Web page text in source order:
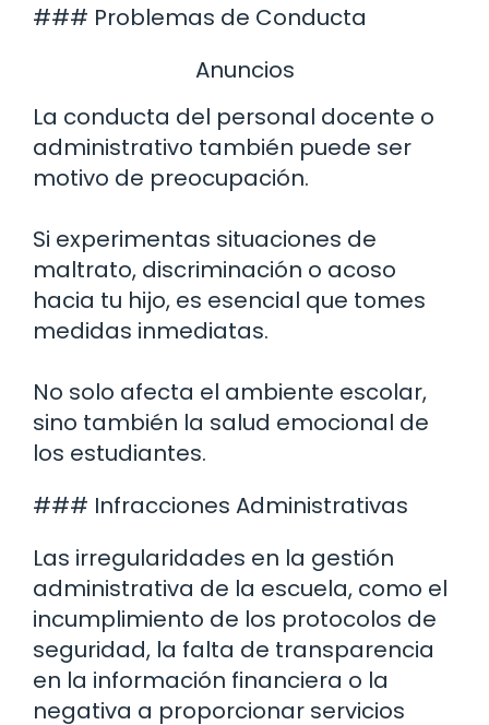
### Problemas de Conducta
Anuncios
La conducta del personal docente o
administrativo también puede ser
motivo de preocupación.
Si experimentas situaciones de
maltrato, discriminación o acoso
hacia tu hijo, es esencial que tomes
medidas inmediatas.
No solo afecta el ambiente escolar,
sino también la salud emocional de
los estudiantes.
### Infracciones Administrativas
Las irregularidades en la gestión
administrativa de la escuela, como el
incumplimiento de los protocolos de
seguridad, la falta de transparencia
en la información financiera o la
negativa a proporcionar servicios